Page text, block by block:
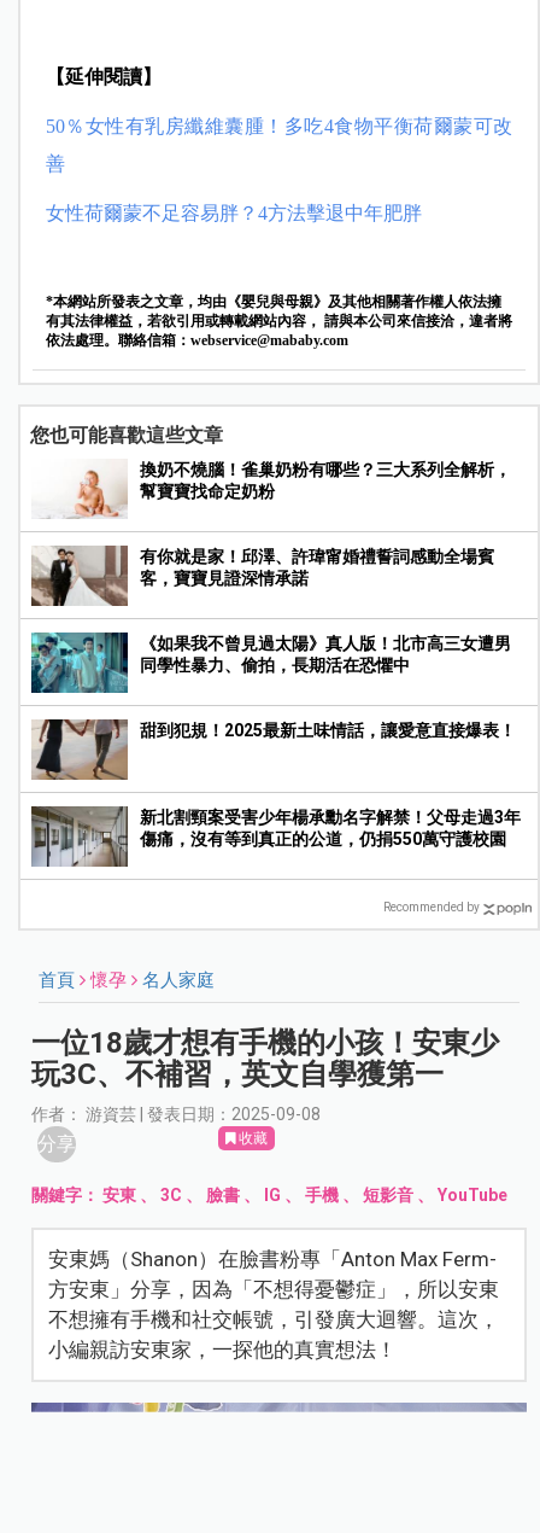
【延伸閱讀】
50％女性有乳房纖維囊腫！多吃4食物平衡荷爾蒙可改
善
女性荷爾蒙不足容易胖？ 4方法擊退中年肥胖
*本網站所發表之文章，均由《嬰兒與母親》及其他相關著作權人依法擁
有其法律權益，若欲引用或轉載網站內容， 請與本公司來信接洽，違者將
依法處理。聯絡信箱： webservice@mababy.com
您也可能喜歡這些文章
換奶不燒腦！雀巢奶粉有哪些？三大系列全解析，
幫寶寶找命定奶粉
有你就是家！邱澤、許瑋甯婚禮誓詞感動全場賓
客，寶寶見證深情承諾
《如果我不曾見過太陽》真人版！北市高三女遭男
同學性暴力、偷拍，長期活在恐懼中
甜到犯規！2025最新土味情話，讓愛意直接爆表！
新北割頸案受害少年楊承勳名字解禁！父母走過3年
傷痛，沒有等到真正的公道，仍捐550萬守護校園
Recommended by
首頁 懷孕 名人家庭
一位18歲才想有手機的小孩！安東少
玩3C、不補習，英文自學獲第一
作者： 游資芸 | 發表日期：2025-09-08
分享 收藏
關鍵字：安東 、3C 、 臉書 、 IG 、手機 、短影音 、YouTube
安東媽（Shanon）在臉書粉專「Anton Max Ferm-
方安東」分享，因為「不想得憂鬱症」，所以安東
不想擁有手機和社交帳號，引發廣大迴響。這次，
小編親訪安東家，一探他的真實想法！